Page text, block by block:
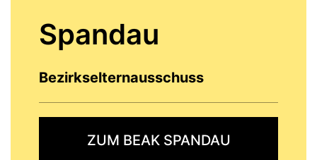
Spandau
Bezirkselternausschuss
ZUM BEAK SPANDAU